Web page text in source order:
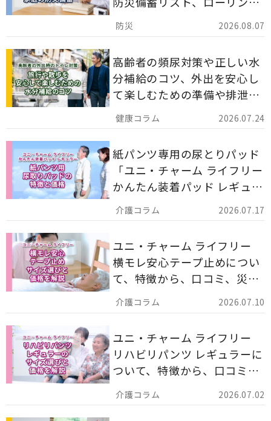
2026.08.07
ストックのポイントについて
解説します。
2026.07.24
高齢者の頻尿対策や正しい水
分補給のコツ、外出を安心し
て楽しむための準備や排泄ケ
ア用品の選び方を解説しま
す。
2026.07.17
紙パンツ専用の尿とりパッド
「ユニ・チャーム ライフリー
かんたん装着パッド レギュラ
ー 計162枚」について解説し
ます。
2026.07.10
ユニ・チャーム ライフリー
横モレ安心テープ止めについ
て、特徴から、口コミ、災害
備蓄としての活用法まで分か
りやすく解説します。
2026.07.02
ユニ・チャーム ライフリー
リハビリパンツ レギュラーに
ついて、特徴から、口コミ、
災害備蓄としての活用法まで
分かりやすく解説します。